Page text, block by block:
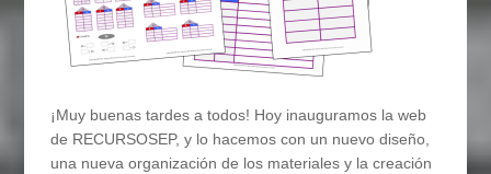
¡Muy buenas tardes a todos! Hoy inauguramos la web
de RECURSOSEP, y lo hacemos con un nuevo diseño,
una nueva organización de los materiales y la creación